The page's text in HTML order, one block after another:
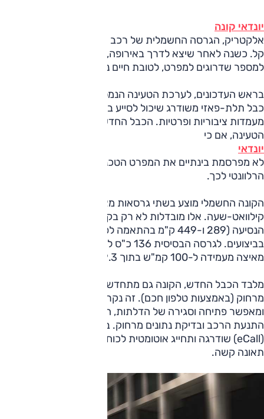
יונדאי קונה
אלקטריק, הגרסה החשמלית של רכב הפנאי הקטן, עובר רענון
קל. כשנה לאחר שיצא לדרך באירופה, הקונה אלקטריק זוכה
למספר שדרוגים למפרט, לטובת חיים נוחים יותר לבעליו.
בראש העדכונים, לערכת הטעינה הנמסרת עם הרכב מצטרף
מעמדות ציבוריות ופרטיות. הכבל החדש צפוי לקצר את זמני
הטעינה, אם כי
יונדאי
לא מפרסמת בינתיים את המפרט הטכני המלא ובפרט את הנתון
הרלוונטי לכך.
קילוואט-שעה. אלו מובדלות לא רק בקיבולת, אלא גם בטווח
מאיצה מעמידה ל-100 קמ"ש בתוך 9.3 שניות, לעומת 7.6.
מלבד הכבל החדש, הקונה גם מתחדש ביישומון חדש לשליטה
ומאפשר פתיחה וסגירה של הדלתות, הפעלת בקרת האקלים,
התנעת הרכב ובדיקת נתונים מרחוק. בנוסף, מערכת ה"אי-קול"
(eCall) שודרגה ותחייג אוטומטית לכוחות החירום במקרה של
תאונה קשה.